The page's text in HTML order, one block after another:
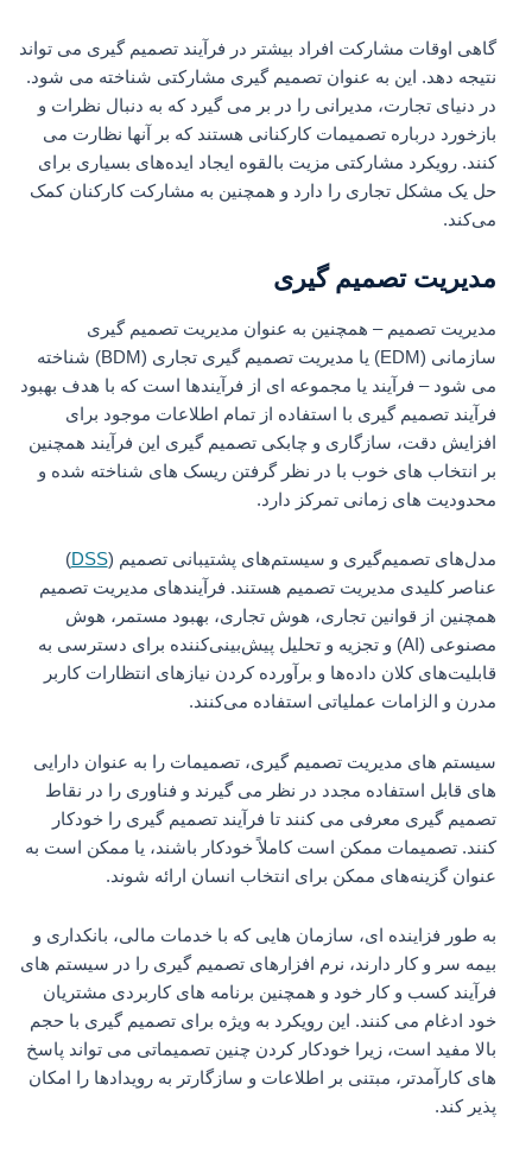
گاهی اوقات مشارکت افراد بیشتر در فرآیند تصمیم گیری می تواند
نتیجه دهد. این به عنوان تصمیم گیری مشارکتی شناخته می شود.
در دنیای تجارت، مدیرانی را در بر می گیرد که به دنبال نظرات و
بازخورد درباره تصمیمات کارکنانی هستند که بر آنها نظارت می
کنند. رویکرد مشارکتی مزیت بالقوه ایجاد ایده‌های بسیاری برای
حل یک مشکل تجاری را دارد و همچنین به مشارکت کارکنان کمک
می‌کند.
مدیریت تصمیم گیری
مدیریت تصمیم – همچنین به عنوان مدیریت تصمیم گیری
سازمانی (EDM) یا مدیریت تصمیم گیری تجاری (BDM) شناخته
می شود – فرآیند یا مجموعه ای از فرآیندها است که با هدف بهبود
فرآیند تصمیم گیری با استفاده از تمام اطلاعات موجود برای
افزایش دقت، سازگاری و چابکی تصمیم گیری این فرآیند همچنین
بر انتخاب های خوب با در نظر گرفتن ریسک های شناخته شده و
محدودیت های زمانی تمرکز دارد.
مدل‌های تصمیم‌گیری و سیستم‌های پشتیبانی تصمیم ( DSS
)
عناصر کلیدی مدیریت تصمیم هستند. فرآیندهای مدیریت تصمیم
همچنین از قوانین تجاری، هوش تجاری، بهبود مستمر، هوش
مصنوعی (AI) و تجزیه و تحلیل پیش‌بینی‌کننده برای دسترسی به
قابلیت‌های کلان داده‌ها و برآورده کردن نیازهای انتظارات کاربر
مدرن و الزامات عملیاتی استفاده می‌کنند.
سیستم های مدیریت تصمیم گیری، تصمیمات را به عنوان دارایی
های قابل استفاده مجدد در نظر می گیرند و فناوری را در نقاط
تصمیم گیری معرفی می کنند تا فرآیند تصمیم گیری را خودکار
کنند. تصمیمات ممکن است کاملاً خودکار باشند، یا ممکن است به
عنوان گزینه‌های ممکن برای انتخاب انسان ارائه شوند.
به طور فزاینده ای، سازمان هایی که با خدمات مالی، بانکداری و
بیمه سر و کار دارند، نرم افزارهای تصمیم گیری را در سیستم های
فرآیند کسب و کار خود و همچنین برنامه های کاربردی مشتریان
خود ادغام می کنند. این رویکرد به ویژه برای تصمیم گیری با حجم
بالا مفید است، زیرا خودکار کردن چنین تصمیماتی می تواند پاسخ
های کارآمدتر، مبتنی بر اطلاعات و سازگارتر به رویدادها را امکان
پذیر کند.